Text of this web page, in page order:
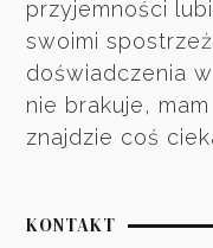
przyjemności
swoimi
doświadczenia
nie brakuje,
znajdzie coś
KONTAKT